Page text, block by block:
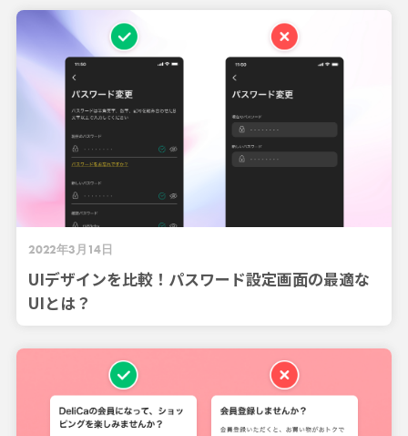
2022年3月14日
UIデザインを比較！パスワード設定画面の最適な
UIとは？